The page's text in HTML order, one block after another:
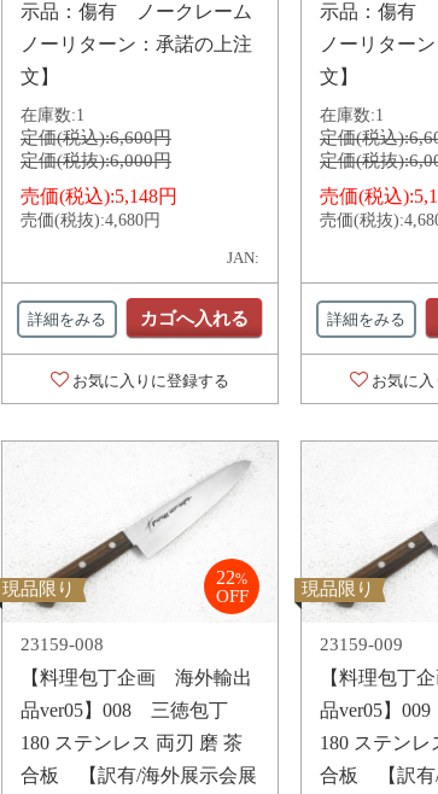
示品：傷有 ノークレーム
ノーリターン：承諾の上注
文】
在庫数:1
定価(税込):6,600円
定価(税抜):6,000円
売価(税込):5,148円
売価(税抜):4,680円
JAN:
詳細をみる カゴへ入れる
お気に入りに登録する
示品：傷有
ノーリター
文】
在庫数:1
定価(税込):
定価(税抜):
売価(税込):
売価(税抜):
詳細をみる
お気に
現品限り
22%
OFF
23159-008
【料理包丁企画 海外輸出
品ver05】008 三徳包丁
180 ステンレス 両刃 磨 茶
合板 【訳有/海外展示会展
現品限り
23159-009
【料理包丁
品ver05】
180 ステン
合板 【訳有